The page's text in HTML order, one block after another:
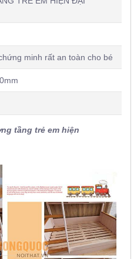
minh rất an toàn cho bé
tầng trẻ em hiện